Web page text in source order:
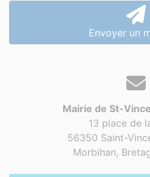
Envoyer un
Mairie de St-
13 place de
56350 Saint-
Morbihan,